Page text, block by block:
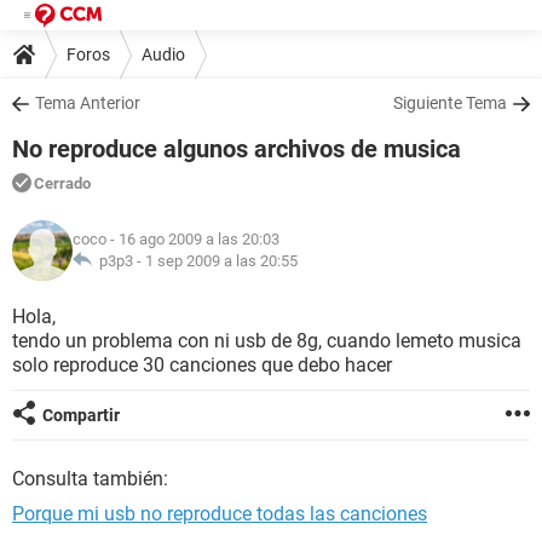
Foros Audio
Tema Anterior Siguiente Tema
No reproduce algunos archivos de musica
Cerrado
coco - 16 ago 2009 a las 20:03
p3p3 - 1 sep 2009 a las 20:55
Hola,
tendo un problema con ni usb de 8g, cuando lemeto musica
solo reproduce 30 canciones que debo hacer
Compartir
Consulta también:
Porque mi usb no reproduce todas las canciones